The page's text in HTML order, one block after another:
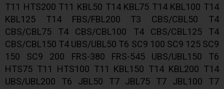
T11 HTS200 T11 KBL50 T14 KBL75 T14 KBL100 T14
KBL125 T14 FBS/FBL200 T3 CBS/CBL50 T4
CBS/CBL75 T4 CBS/CBL100 T4 CBS/CBL125 T4
CBS/CBL150 T4 UBS/UBL50 T6 SC9 100 SC9 125 SC9
150 SC9 200 FRS-380 FRS-545 UBS/UBL150 T6
HTS75 T11 HTS100 T11 KBL150 T14 KBL200 T14
UBS/UBL200 T6 JBL50 T7 JBL75 T7 JBL100 T7